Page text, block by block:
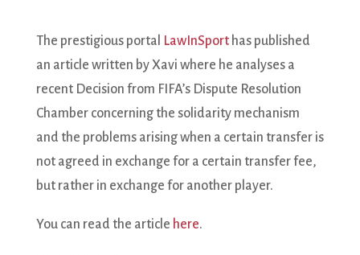
The prestigious portal LawInSport has published
an article written by Xavi where he analyses a
recent Decision from FIFA’s Dispute Resolution
Chamber concerning the solidarity mechanism
and the problems arising when a certain transfer is
not agreed in exchange for a certain transfer fee,
but rather in exchange for another player.
You can read the article here.